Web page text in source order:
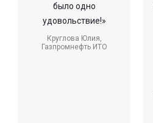
было одно
удовольствие!»
Круглова Юлия,
Газпромнефть ИТО